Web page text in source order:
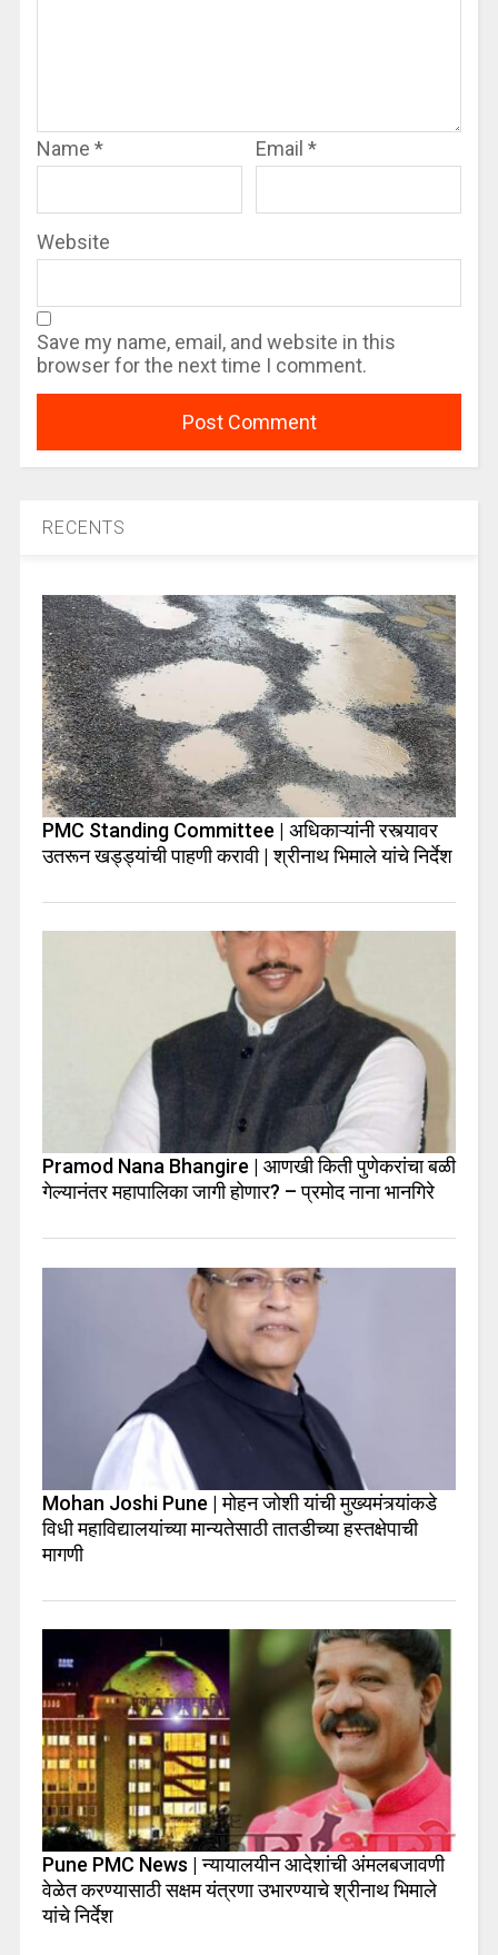
Name * Email *
Website
Save my name, email, and website in this
browser for the next time I comment.
RECENTS
PMC Standing Committee | अधिकाऱ्यांनी रस्त्यावर
उतरून खड्ड्यांची पाहणी करावी | श्रीनाथ भिमाले यांचे निर्देश
Pramod Nana Bhangire | आणखी किती पुणेकरांचा बळी
गेल्यानंतर महापालिका जागी होणार? – प्रमोद नाना भानगिरे
Mohan Joshi Pune | मोहन जोशी यांची मुख्यमंत्र्यांकडे
विधी महाविद्यालयांच्या मान्यतेसाठी तातडीच्या हस्तक्षेपाची
मागणी
Pune PMC News | न्यायालयीन आदेशांची अंमलबजावणी
वेळेत करण्यासाठी सक्षम यंत्रणा उभारण्याचे श्रीनाथ भिमाले
यांचे निर्देश